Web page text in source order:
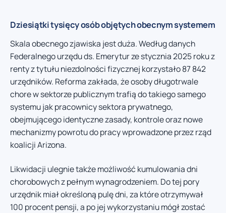
Dziesiątki tysięcy osób objętych obecnym systemem
Skala obecnego zjawiska jest duża. Według danych
Federalnego urzędu ds. Emerytur ze stycznia 2025 roku z
renty z tytułu niezdolności fizycznej korzystało 87 842
urzędników. Reforma zakłada, że osoby długotrwale
chore w sektorze publicznym trafią do takiego samego
systemu jak pracownicy sektora prywatnego,
obejmującego identyczne zasady, kontrole oraz nowe
mechanizmy powrotu do pracy wprowadzone przez rząd
koalicji Arizona.
Likwidacji ulegnie także możliwość kumulowania dni
chorobowych z pełnym wynagrodzeniem. Do tej pory
urzędnik miał określoną pulę dni, za które otrzymywał
100 procent pensji, a po jej wykorzystaniu mógł zostać